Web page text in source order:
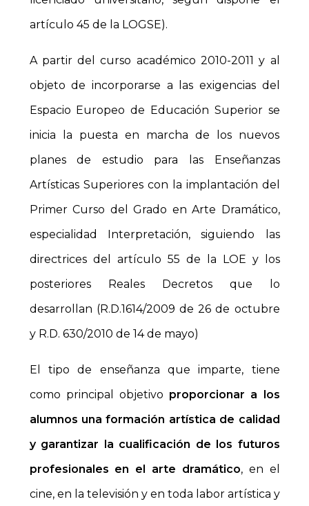
artículo 45 de la LOGSE).
A partir del curso académico 2010-2011 y al
objeto de incorporarse a las exigencias del
Espacio Europeo de Educación Superior se
inicia la puesta en marcha de los nuevos
planes de estudio para las Enseñanzas
Artísticas Superiores con la implantación del
Primer Curso del Grado en Arte Dramático,
especialidad Interpretación, siguiendo las
directrices del artículo 55 de la LOE y los
posteriores Reales Decretos que lo
desarrollan (R.D.1614/2009 de 26 de octubre
y R.D. 630/2010 de 14 de mayo)
El tipo de enseñanza que imparte, tiene
como principal objetivo proporcionar a los
alumnos una formación artística de calidad
y garantizar la cualificación de los futuros
profesionales en el arte dramático, en el
cine, en la televisión y en toda labor artística y